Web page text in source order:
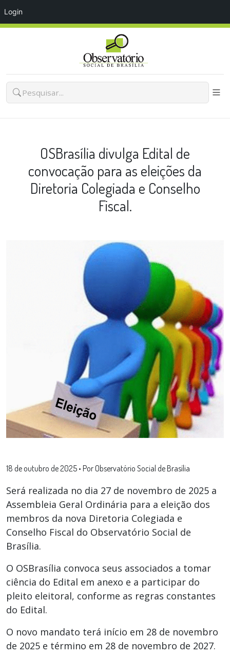
Login
OSBrasília divulga Edital de
convocação para as eleições da
Diretoria Colegiada e Conselho
Fiscal.
18 de outubro de 2025 • Por Observatório Social de Brasília
Será realizada no dia 27 de novembro de 2025 a
Assembleia Geral Ordinária para a eleição dos
membros da nova Diretoria Colegiada e
Conselho Fiscal do Observatório Social de
Brasília.
O OSBrasília convoca seus associados a tomar
ciência do Edital em anexo e a participar do
pleito eleitoral, conforme as regras constantes
do Edital.
O novo mandato terá início em 28 de novembro
de 2025 e término em 28 de novembro de 2027.